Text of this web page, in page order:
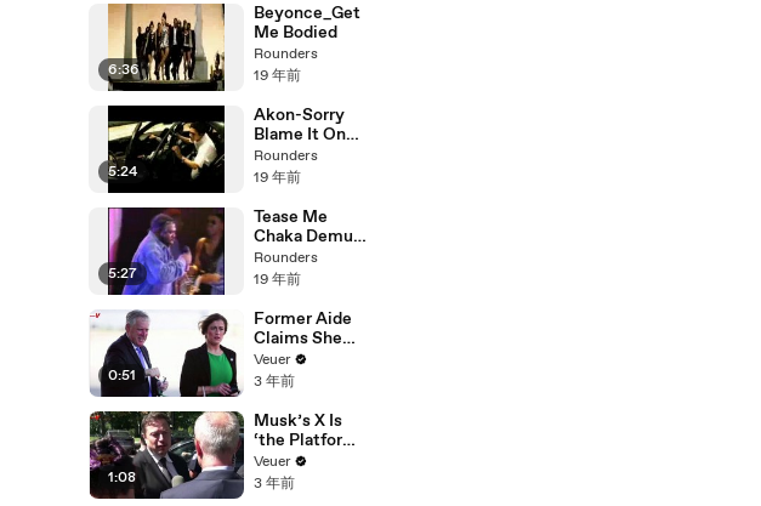
6:36
Beyonce_Get
Me Bodied
Rounders
19 年前
5:24
Akon-Sorry
Blame It On
Me
Rounders
19 年前
5:27
Tease Me
Chaka Demus
& Pliers
Rounders
19 年前
0:51
Former Aide
Claims She
Was Asked to
Make a ‘Hit
Trump
Veuer
3 年前
1:08
Musk’s X Is
‘the Platform
With the
Largest Ratio
Veuer
3 年前